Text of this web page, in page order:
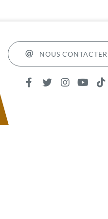
NOUS CONTACTER